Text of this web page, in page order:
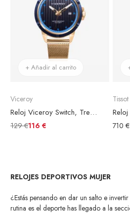
+ Añadir al carrito
Viceroy
Reloj Viceroy Switch, Tres Agujas, Brazalete Malla Acero Dorado, Esfera Azul
129 €116 €
Tissot
710 €
RELOJES DEPORTIVOS MUJER
¿Estás pensando en dar un salto e
rutina es el deporte has llegado a la